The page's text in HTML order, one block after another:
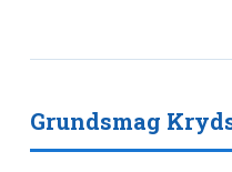
Grundsmag